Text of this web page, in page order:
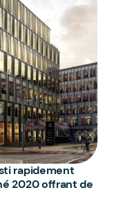
rapidement
2020 offrant de